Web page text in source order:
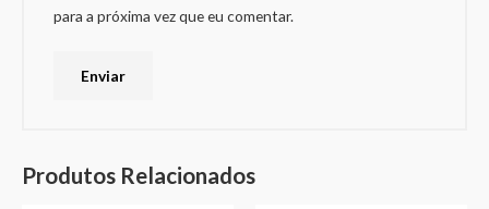
para a próxima vez que eu comentar.
Produtos Relacionados